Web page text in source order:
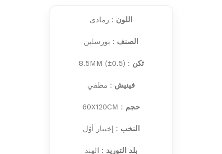
اللون : رمادي
الصنف : بورسلين
ثكن : 8.5MM (±0.5)
فينيش : مطفي
حجم : 60X120CM
النخب : إختيار أوّل
بلد التوريد : الهند